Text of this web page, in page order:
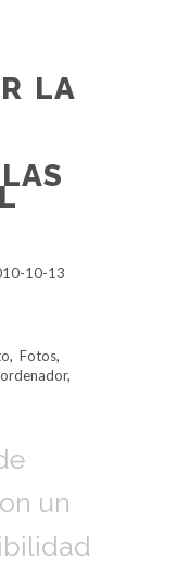
LA
10-13
, Fotos,
ordenador,
un